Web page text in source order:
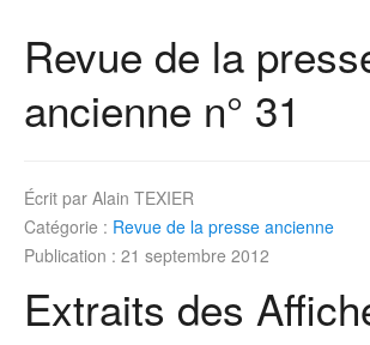
Revue de la
ancienne n° 31
Écrit par Alain TEXIER
Catégorie : Revue de la presse ancienne
Publication : 21 septembre 2012
Extraits des